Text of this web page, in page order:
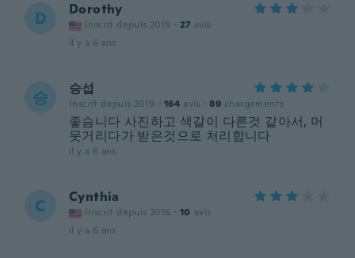
D Dorothy
Inscrit depuis 2019 · 27 avis
il y a 6 ans
승 승섭
Inscrit depuis 2019 · 164 avis · 89 chargements
좋슴니다 사진하고 색갈이 다른것 같아서, 머
뭇거리다가 받은것으로 처리합니다
il y a 6 ans
C Cynthia
Inscrit depuis 2016 · 10 avis
il y a 6 ans